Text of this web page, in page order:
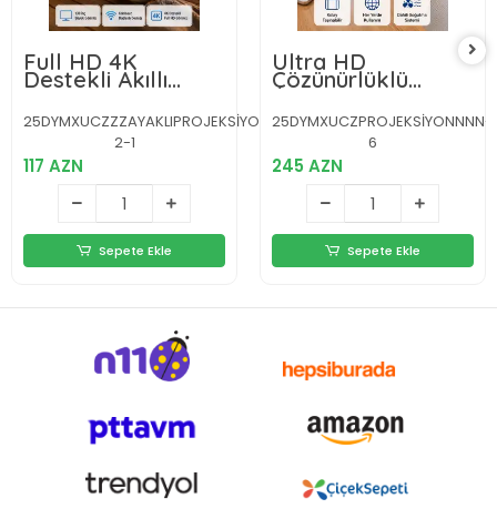
Full HD 4K
Destekli Akıllı
Projeksiyon – 130
inç Ekran, Uzun
Ömürlü Ampul ve
Çoklu Giriş
25DYMXUCZZZAYAKLIPROJEKSİYON-
2-1
117 AZN
Sepete Ekle
Ultra HD
Çözünürlüklü
Taşınabilir
Projektör –
1920x1080 Piksel
Görüntü Kalitesi
Yeni Nesil
25DYMXUCZPROJEKSİYONNNN-
6
245 AZN
Sepete Ekle